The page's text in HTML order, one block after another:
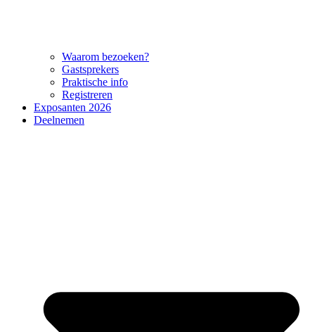
Waarom bezoeken?
Gastsprekers
Praktische info
Registreren
Exposanten 2026
Deelnemen